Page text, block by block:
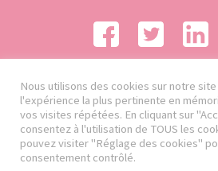
Nous utilisons des cookies sur notre
l'expérience la plus pertinente en
vos visites répétées. En cliquant sur
consentez à l'utilisation de TOUS les
pouvez visiter "Réglage des cookies"
consentement contrôlé.